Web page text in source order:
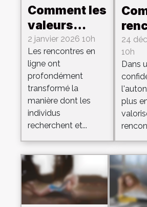
Comment les
valeurs
culturelles
influencent-
elles les
rencontres
en ligne ?
2 janvier 2026 10h
Les rencontres en
ligne ont
profondément
transformé la
manière dont les
individus
recherchent et...
les
24
10h
Dans
plus